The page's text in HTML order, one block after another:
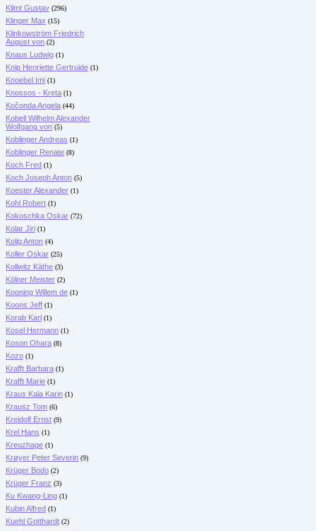
Klimt Gustav (296)
Klinger Max (15)
Klinkowström Friedrich
August von (2)
Knaus Ludwig (1)
Knip Henriette Gertruide (1)
Knoebel Imi (1)
Knossos - Kreta (1)
Kočonda Angela (44)
Kobell Wilhelm Alexander
Wolfgang von (5)
Koblinger Andreas (1)
Koblinger Renate (8)
Koch Fred (1)
Koch Joseph Anton (5)
Koester Alexander (1)
Kohl Robert (1)
Kokoschka Oskar (72)
Kolar Jiri (1)
Kolig Anton (4)
Koller Oskar (25)
Kollwitz Käthe (3)
Kölner Meister (2)
Kooning Willem de (1)
Koons Jeff (1)
Korab Karl (1)
Kosel Hermann (1)
Koson Ohara (8)
Kozo (1)
Krafft Barbara (1)
Krafft Marie (1)
Kraus Kala Karin (1)
Krausz Tom (6)
Kreidolf Ernst (9)
Krel Hans (1)
Kreuzhage (1)
Krøyer Peter Severin (9)
Krüger Bodo (2)
Krüger Franz (3)
Ku Kwang-Ling (1)
Kubin Alfred (1)
Kuehl Gotthardt (2)